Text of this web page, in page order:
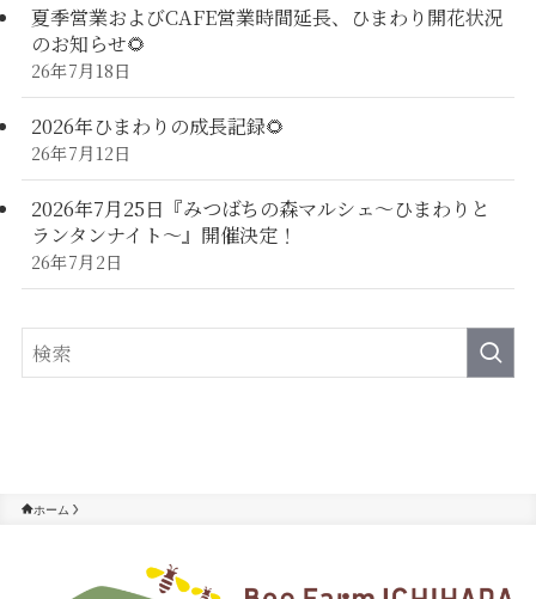
夏季営業およびCAFE営業時間延長、ひまわり開花状況
のお知らせ🌻
26年7月18日
2026年ひまわりの成長記録🌻
26年7月12日
2026年7月25日『みつばちの森マルシェ～ひまわりと
ランタンナイト～』開催決定！
26年7月2日
ホーム